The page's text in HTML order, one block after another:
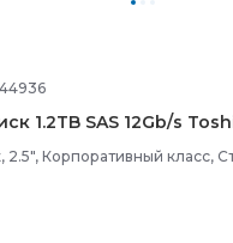
1.2TB SAS 12Gb/s
Корпоративный класс,